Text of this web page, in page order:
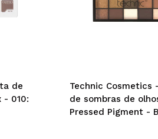
de
- 010:
Technic Cosmetics
de sombras de
Pressed Pigment -